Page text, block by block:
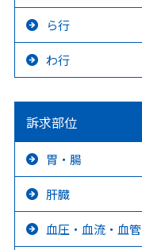
ら行
わ行
訴求部位
胃・腸
肝臓
血圧・血流・血管